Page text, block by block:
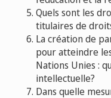
Quels sont les
titulaires de
La création de
pour atteindre
Nations Unies :
intellectuelle?
Dans quelle